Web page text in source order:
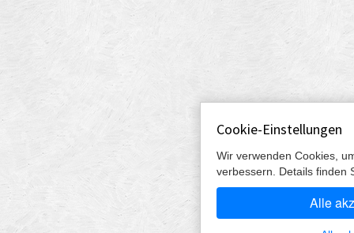
Cookie-Einstellungen
Wir verwenden Cookies,
verbessern. Details finden
Alle